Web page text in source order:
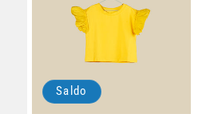
Saldo